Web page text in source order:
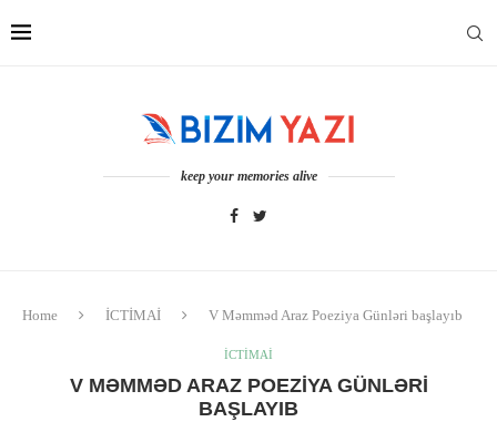
keep your memories alive
Home İCTİMAİ V Məmməd Araz Poeziya Günləri başlayıb
İCTİMAİ
V MƏMMƏD ARAZ POEZIYA GÜNLƏRI
BAŞLAYIB